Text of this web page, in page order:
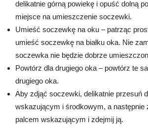
delikatnie górną powiekę i opuść dolną
miejsce na umieszczenie soczewki.
Umieść soczewkę na oku – patrząc
umieść soczewkę na białku oka. Nie
soczewka nie będzie dobrze
Powtórz dla drugiego oka – powtórz te
drugiego oka.
Aby zdjąć soczewki, delikatnie przesuń
wskazującym i środkowym, a następnie
palcem wskazującym i zdejmij ją.